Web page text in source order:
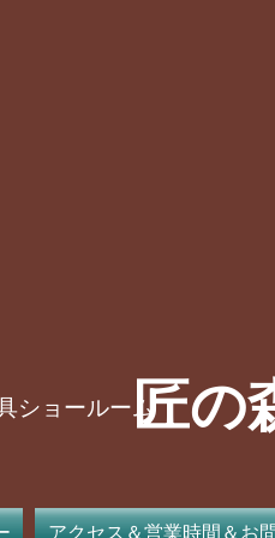
ョールーム匠の
アクセス＆営業時間＆お